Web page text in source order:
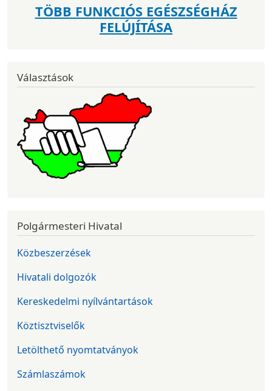
TÖBB FUNKCIÓS EGÉSZSÉGHÁZ
FELÚJÍTÁSA
Választások
Polgármesteri Hivatal
Közbeszerzések
Hivatali dolgozók
Kereskedelmi nyílvántartások
Köztisztviselők
Letölthető nyomtatványok
Számlaszámok